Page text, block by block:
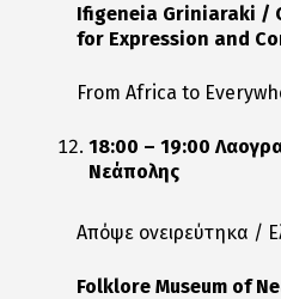
Ifigeneia Griniaraki /
for Expression and
From Africa to
18:00 – 19:00
Νεάπολης
Απόψε ονειρεύτηκα /
Folklore Museum of